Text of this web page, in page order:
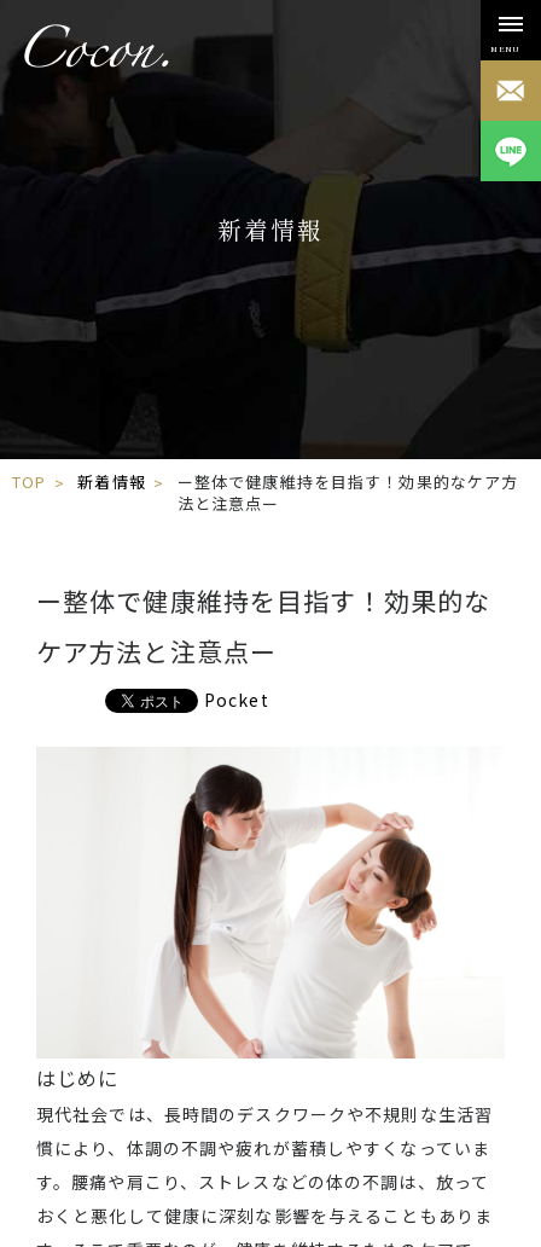
MENU
新着情報
TOP 新着情報
ー整体で健康維持を目指す！効果的なケア方
法と注意点ー
ー整体で健康維持を目指す！効果的な
ケア方法と注意点ー
Pocket
はじめに
現代社会では、長時間のデスクワークや不規則な生活習
慣により、体調の不調や疲れが蓄積しやすくなっていま
す。腰痛や肩こり、ストレスなどの体の不調は、放って
おくと悪化して健康に深刻な影響を与えることもありま